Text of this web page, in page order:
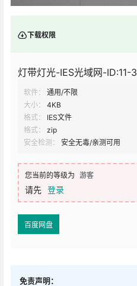
下载权限
灯带灯光-IES光域网-ID:11-3
软件：
通用/不限
大小：
4KB
格式：
IES文件
格式：
zip
安全检测：
安全无毒/亲测可用
您当前的等级为 游客
请先 登录
百度网盘
免责声明：